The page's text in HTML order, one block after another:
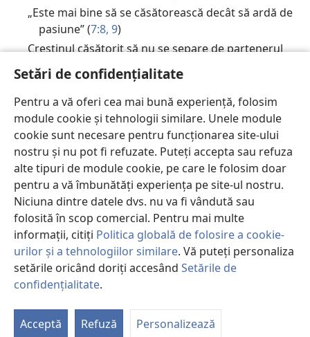
Setări de confidențialitate
Pentru a vă oferi cea mai bună experiență, folosim
module cookie și tehnologii similare. Unele module
cookie sunt necesare pentru funcționarea site-ului
nostru și nu pot fi refuzate. Puteți accepta sau refuza
alte tipuri de module cookie, pe care le folosim doar
pentru a vă îmbunătăți experiența pe site-ul nostru.
Niciuna dintre datele dvs. nu va fi vândută sau
folosită în scop comercial. Pentru mai multe
informații, citiți Politica globală de folosire a cookie-
urilor și a tehnologiilor similare. Vă puteți personaliza
setările oricând doriți accesând Setările de
confidențialitate.
Acceptă Refuză Personalizează
„Este mai bine să se căsătorească decât să ardă de
pasiune” (7:8, 9)
Creștinul căsătorit să nu se separe de partenerul
său necredincios; în cele din urmă, l-ar putea
ajuta să obțină salvarea (7:10-16
„Fiecare să rămână în situația în care era când a
fost chemat” (7:17-24)
2. Cei necăsătoriți și văduvele (7:25-40)
Este mai bine ca fiecare să rămână așa cum este; „a
mai rămas puțin timp” (7:25-31)
Cei necăsătoriți au o libertate mai mare să-i
slujească lui Dumnezeu fără distragere (7:32-35
Căsătoria să fie „numai în Domnul” (
7:36-40
E. PREOCUPARE FAȚĂ DE BUNĂSTAREA SPIRITUALĂ A
FRAȚILOR DE CREDINȚĂ (8:1–11:1)
1. Alimentele oferite idolilor (
Iubirea este superioară cunoștinței (8:1-3
Nimeni să nu-i poticnească pe alții consumând